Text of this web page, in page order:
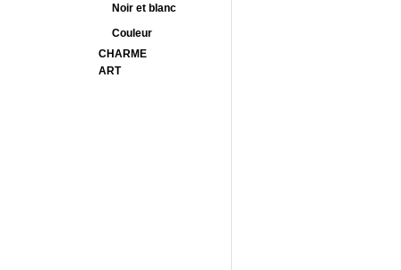
Noir et blanc
Couleur
CHARME
ART